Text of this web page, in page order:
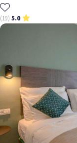
5.0
(19)